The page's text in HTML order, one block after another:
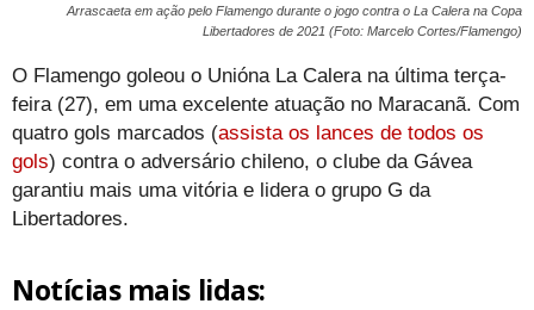
Arrascaeta em ação pelo Flamengo durante o jogo contra o La Calera na Copa
Libertadores de 2021 (Foto: Marcelo Cortes/Flamengo)
O Flamengo goleou o Unióna La Calera na última terça-
feira (27), em uma excelente atuação no Maracanã. Com
quatro gols marcados (assista os lances de todos os
gols) contra o adversário chileno, o clube da Gávea
garantiu mais uma vitória e lidera o grupo G da
Libertadores.
Notícias mais lidas: